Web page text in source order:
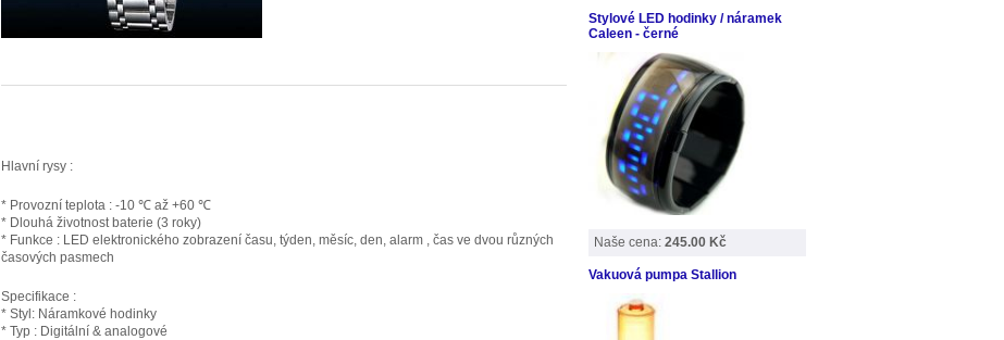
Hlavní rysy :
* Provozní teplota : -10 ℃ až +60 ℃
* Dlouhá životnost baterie (3 roky)
* Funkce : LED elektronického zobrazení času, týden, měsíc, den, alarm , čas ve dvou různých
časových pasmech
Specifikace :
* Styl: Náramkové hodinky
* Typ : Digitální & analogové
Stylové LED hodinky / náramek
Caleen - černé
Naše cena: 245.00 Kč
Vakuová pumpa Stallion